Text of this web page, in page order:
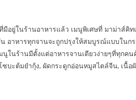
อยู่ในร้านอาหารแล้ว เมนูพิเศษที่ มาม่าส์คิ
อาหารทุกจานจะถูกปรุงให้สมบูรณ์แบบในก
นูในร้านมีตั้งแต่อาหารจานเดียวง่ายๆที่ทุกค
บะต้มยำกุ้ง, ผัดกระดูกอ่อนหมูสไตล์จีน, เนื้อ